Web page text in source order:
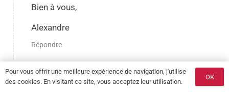
Bien à vous,
Alexandre
Répondre
Rocquentin chantal
11 août 2022 5 h 37 min
Pour vous offrir une meilleure expérience de navigation, j'utilise
des cookies. En visitant ce site, vous acceptez leur utilisation.
OK